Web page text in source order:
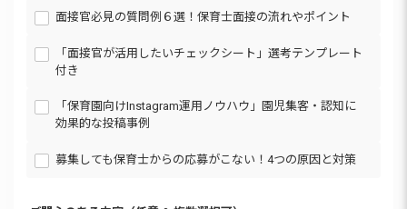
面接官必見の質問例６選！保育士面接の流れやポイント
「面接官が活用したいチェックシート」選考テンプレート
付き
「保育園向けInstagram運用ノウハウ」園児集客・認知に
効果的な投稿事例
募集しても保育士からの応募がこない！4つの原因と対策